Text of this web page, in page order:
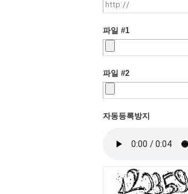
파일 #1
파일 #2
자동등록방지